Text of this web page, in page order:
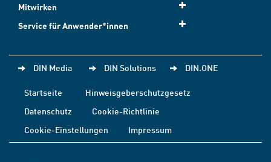
Mitwirken
Service für Anwender*innen
DIN Media DIN Solutions DIN.ONE
Startseite
Hinweisgeberschutzgesetz
Datenschutz
Cookie-Richtlinie
Cookie-Einstellungen
Impressum